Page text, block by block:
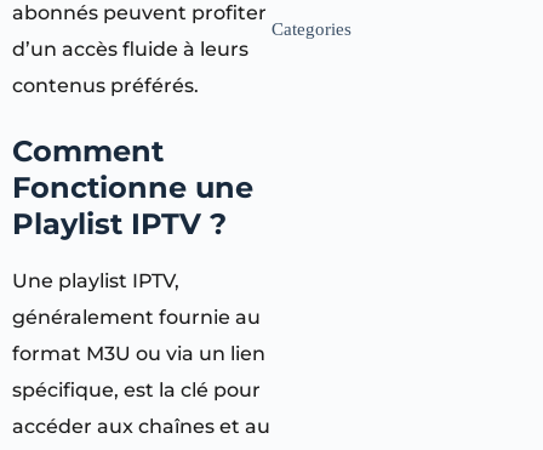
abonnés peuvent profiter
d’un accès fluide à leurs
contenus préférés.
Comment
Fonctionne une
Playlist IPTV ?
Une playlist IPTV,
généralement fournie au
format M3U ou via un lien
spécifique, est la clé pour
accéder aux chaînes et au
Categories